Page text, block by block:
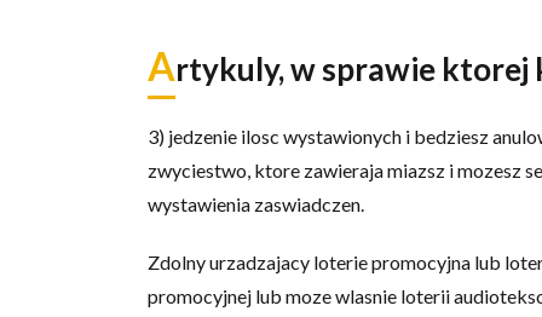
Artykuly, w sprawie ktorej
3) jedzenie ilosc wystawionych i bedziesz
zwyciestwo, ktore zawieraja miazsz i mozesz
wystawienia zaswiadczen.
Zdolny urzadzajacy loterie promocyjna lub
promocyjnej lub moze wlasnie loterii